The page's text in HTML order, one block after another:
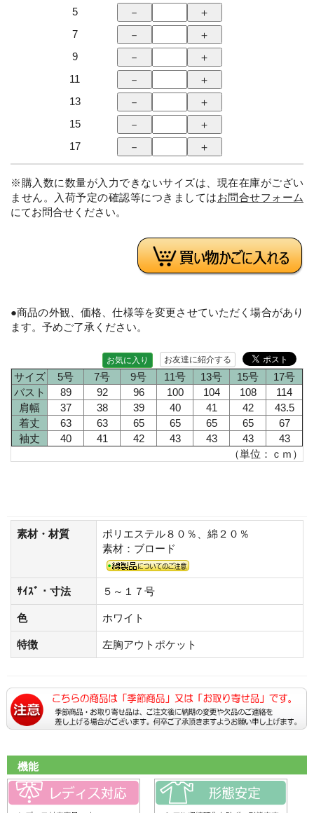
5
7
9
11
13
15
17
※購入数に数量が入力できないサイズは、現在在庫がござい
ません。入荷予定の確認等につきましてはお問合せフォーム
にてお問合せください。
●商品の外観、価格、仕様等を変更させていただく場合があり
ます。予めご了承ください。
お友達に紹介する
お気に入り
サイズ 5号 7号 9号 11号 13号 15号
17号
バスト
89 92 96 100 104 108
114
肩幅
37 38 39 40 41 42
43.5
着丈
63 63 65 65 65 65
67
袖丈
40 41 42 43 43 43
43
（単位：ｃｍ）
素材・材質
ポリエステル８０％、綿２０％
素材：ブロード
ｻｲｽﾞ・寸法 ５～１７号
色 ホワイト
特徴 左胸アウトポケット
機能